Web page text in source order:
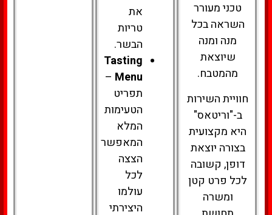
טכני מעורר
השראה בכל
מנה ומנה
שיוצאת
מהמטבח.
חוויית השירות
ב-"וריטאס"
היא מקצועית
בצורה יוצאת
דופן, קשובה
לכל פרט קטן
ומשרה
את
טריות
הבשר.
Tasting
Menu
–
תפריט
הטעימות
המלא
המאפשר
הצצה
לכל
עולמו
היצירתי